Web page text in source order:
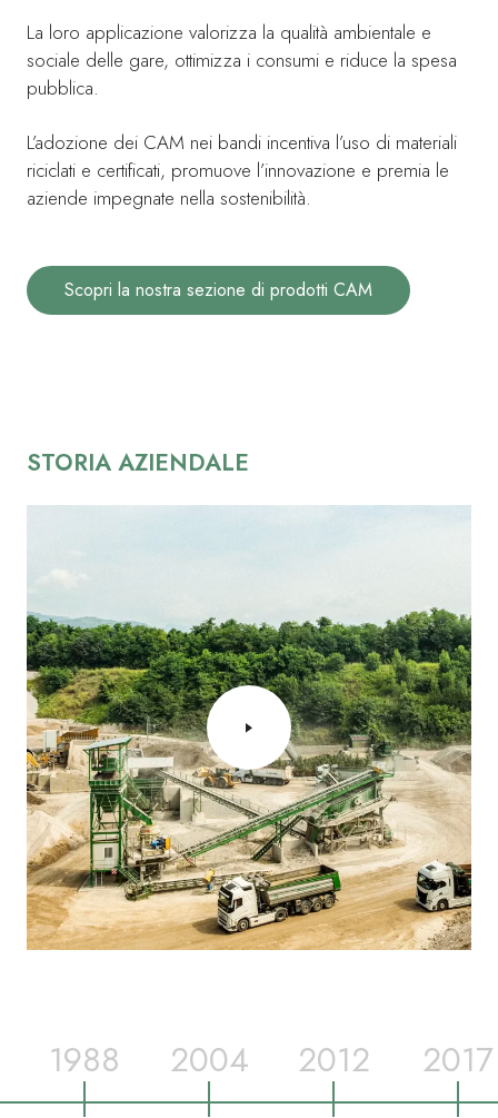
La loro applicazione valorizza la qualità ambientale e
sociale delle gare, ottimizza i consumi e riduce la spesa
pubblica.
L’adozione dei CAM nei bandi incentiva l’uso di materiali
riciclati e certificati, promuove l’innovazione e premia le
aziende impegnate nella sostenibilità.
Scopri la nostra sezione di prodotti CAM
STORIA AZIENDALE
1988 2004 2012 2017